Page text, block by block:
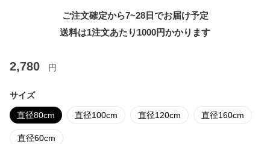
ご注文確定から7~28日でお届け予定
送料は1注文あたり 1000円かかります
2,780 円
サイズ
直径80cm 直径100cm 直径120cm 直径160cm
直径60cm